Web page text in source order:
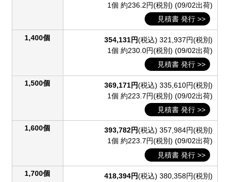
1個 約236.2円(税別) (09/02出荷)
見積書 発行 >>
1,400個 354,131円(税込) 321,937円(税別)
1個 約230.0円(税別) (09/02出荷)
見積書 発行 >>
1,500個 369,171円(税込) 335,610円(税別)
1個 約223.7円(税別) (09/02出荷)
見積書 発行 >>
1,600個 393,782円(税込) 357,984円(税別)
1個 約223.7円(税別) (09/02出荷)
見積書 発行 >>
1,700個 418,394円(税込) 380,358円(税別)